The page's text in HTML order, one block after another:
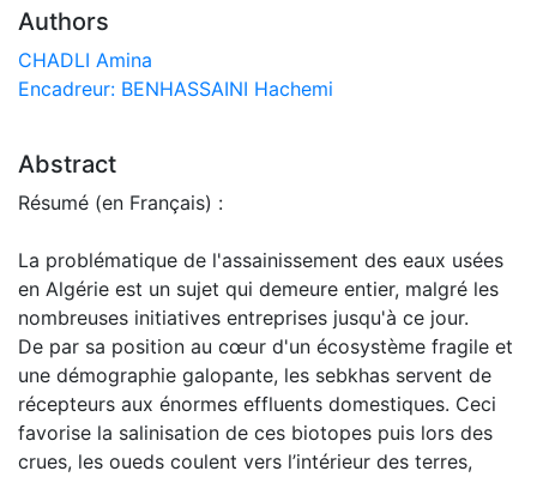
Authors
CHADLI Amina
Encadreur: BENHASSAINI Hachemi
Abstract
Résumé (en Français) :
La problématique de l'assainissement des eaux usées
en Algérie est un sujet qui demeure entier, malgré les
nombreuses initiatives entreprises jusqu'à ce jour.
De par sa position au cœur d'un écosystème fragile et
une démographie galopante, les sebkhas servent de
récepteurs aux énormes effluents domestiques. Ceci
favorise la salinisation de ces biotopes puis lors des
crues, les oueds coulent vers l’intérieur des terres,